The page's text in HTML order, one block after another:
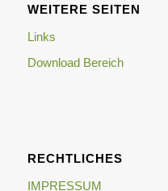
WEITERE SEITEN
Links
Download Bereich
RECHTLICHES
IMPRESSUM